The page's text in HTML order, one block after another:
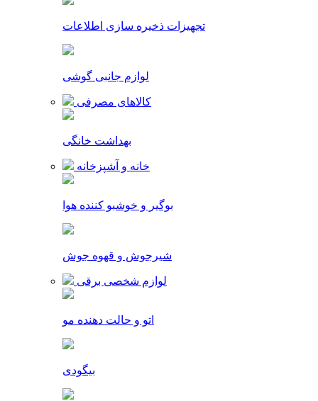
تجهیزات ذخیره سازی اطلاعات
لوازم جانبی گوشی
کالاهای مصرفی
بهداشت خانگی
خانه و آشپزخانه
بوگیر و خوشبو کننده هوا
شیرجوش و قهوه جوش
لوازم شخصی برقی
اتو و حالت دهنده مو
بیگودی